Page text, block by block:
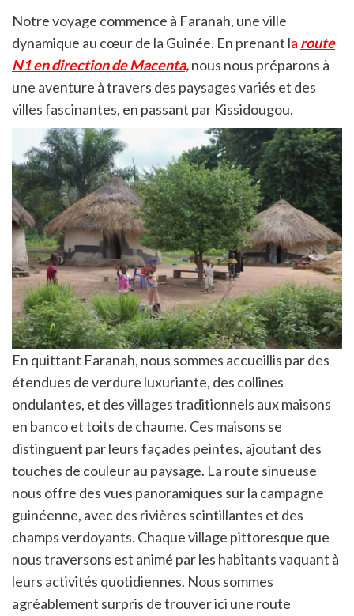
Notre voyage commence à Faranah, une ville
dynamique au cœur de la Guinée. En prenant la route
N1 en direction de Macenta,nous nous préparons à
une aventure à travers des paysages variés et des
villes fascinantes, en passant par Kissidougou.
En quittant Faranah, nous sommes accueillis par des
étendues de verdure luxuriante, des collines
ondulantes, et des villages traditionnels aux maisons
en banco et toits de chaume. Ces maisons se
distinguent par leurs façades peintes, ajoutant des
touches de couleur au paysage. La route sinueuse
nous offre des vues panoramiques sur la campagne
guinéenne, avec des rivières scintillantes et des
champs verdoyants. Chaque village pittoresque que
nous traversons est animé par les habitants vaquant à
leurs activités quotidiennes. Nous sommes
agréablement surpris de trouver ici une route